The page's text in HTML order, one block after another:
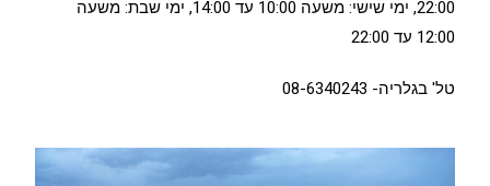
22:00, ימי שישי: משעה 10:00 עד 14:00, ימי שבת: משעה
12:00 עד 22:00
טל' בגלריה- 08-6340243